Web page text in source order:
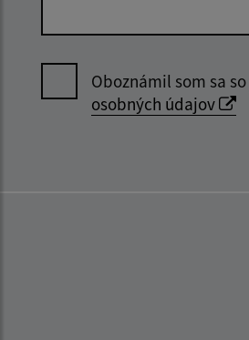
Oboznámil som sa so
osobných údajov